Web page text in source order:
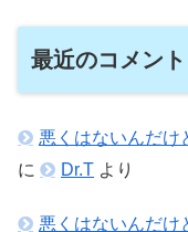
最近のコメント
悪くはないんだけ
に
Dr.T より
悪くはないんだけ